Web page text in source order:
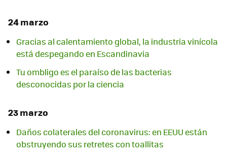
24 marzo
Gracias al calentamiento global, la industria vinícola
está despegando en Escandinavia
Tu ombligo es el paraíso de las bacterias
desconocidas por la ciencia
23 marzo
Daños colaterales del coronavirus: en EEUU están
obstruyendo sus retretes con toallitas